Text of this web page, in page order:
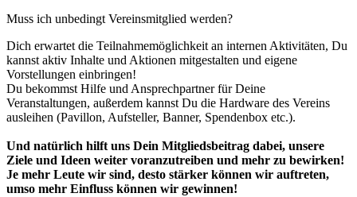
Muss ich unbedingt Vereinsmitglied werden?
Dich erwartet die Teilnahmemöglichkeit an internen Aktivitäten, Du
kannst aktiv Inhalte und Aktionen mitgestalten und eigene
Vorstellungen einbringen!
Du bekommst Hilfe und Ansprechpartner für Deine
Veranstaltungen, außerdem kannst Du die Hardware des Vereins
ausleihen (Pavillon, Aufsteller, Banner, Spendenbox etc.).
Und natürlich hilft uns Dein Mitgliedsbeitrag dabei, unsere
Ziele und Ideen weiter voranzutreiben und mehr zu bewirken!
Je mehr Leute wir sind, desto stärker können wir auftreten,
umso mehr Einfluss können wir gewinnen!